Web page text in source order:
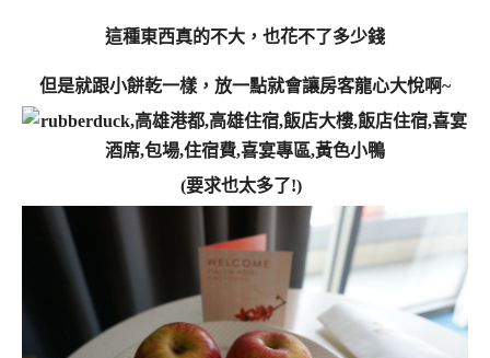
這種東西真的不大，也花不了多少錢
但是就跟小餅乾一樣，放一點就會讓房客龍心大悅啊~
(要求也太多了!)